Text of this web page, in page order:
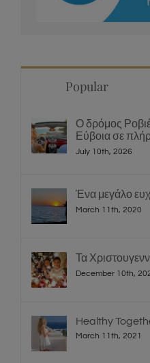
Popular
Ο δρόμος
Εύβοια σε
July 10th, 2026
Ένα μεγάλο
March 11th, 2020
Τα
December 10th,
Healthy
March 11th, 2021